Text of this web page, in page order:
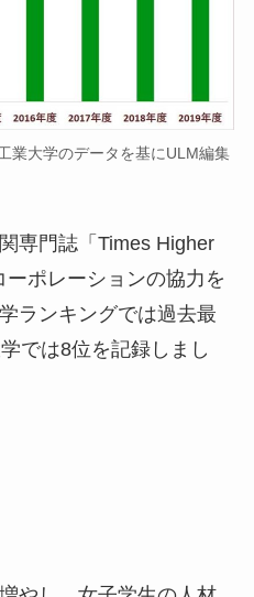
業大学のデータを基にULM編集
専門誌「Times Higher
ポレーションの協力を
ランキングでは過去最
では8位を記録しまし